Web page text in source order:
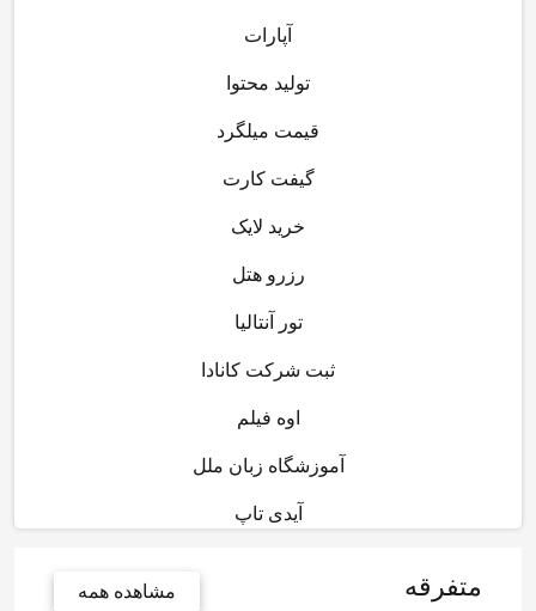
آپارات
تولید محتوا
قیمت میلگرد
گیفت کارت
خرید لایک
رزرو هتل
تور آنتالیا
ثبت شرکت کانادا
اوه فیلم
آموزشگاه زبان ملل
آیدی تاپ
متفرقه مشاهده همه